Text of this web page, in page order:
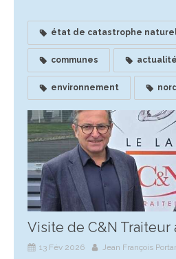
état de catastrophe
communes actualité
environnement
Visite de C&N Traiteur
13 Fév 2026 Jean François